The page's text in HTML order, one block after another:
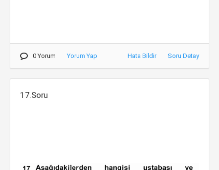
0 Yorum Yorum Yap Hata Bildir Soru Detay
17.Soru